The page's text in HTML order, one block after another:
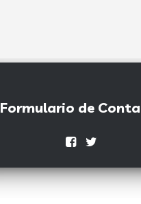
Formulario de